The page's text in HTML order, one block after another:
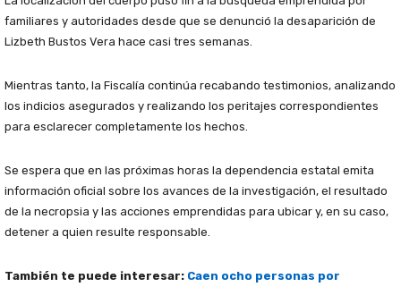
familiares y autoridades desde que se denunció la desaparición de
Lizbeth Bustos Vera hace casi tres semanas.
Mientras tanto, la Fiscalía continúa recabando testimonios, analizando
los indicios asegurados y realizando los peritajes correspondientes
para esclarecer completamente los hechos.
Se espera que en las próximas horas la dependencia estatal emita
información oficial sobre los avances de la investigación, el resultado
de la necropsia y las acciones emprendidas para ubicar y, en su caso,
detener a quien resulte responsable.
También te puede interesar: Caen ocho personas por